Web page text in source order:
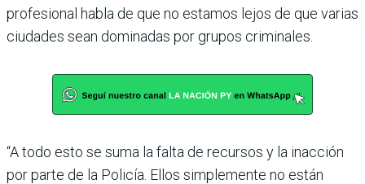
profesional habla de que no estamos lejos de que varias
ciudades sean dominadas por grupos criminales.
“A todo esto se suma la falta de recursos y la inacción
por parte de la Policía. Ellos simplemente no están